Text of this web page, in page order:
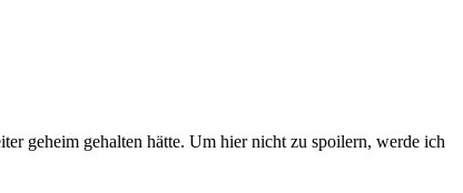
geheim gehalten hätte. Um hier nicht zu spoilern, werde ich